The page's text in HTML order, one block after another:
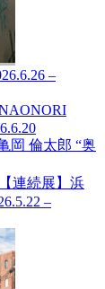
–
岡 倫太郎 “奥
【連続展】浜
–